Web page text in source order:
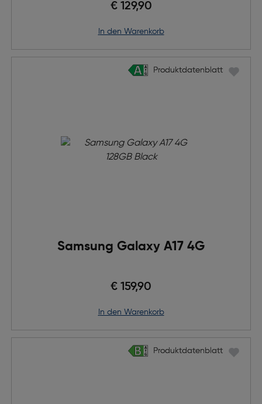
€ 129,90
in den Warenkorb
Produktdatenblatt
Samsung Galaxy A17 4G
€ 159,90
Produktdatenblatt
in den Warenkorb
Produktdatenblatt
Produktdatenblatt